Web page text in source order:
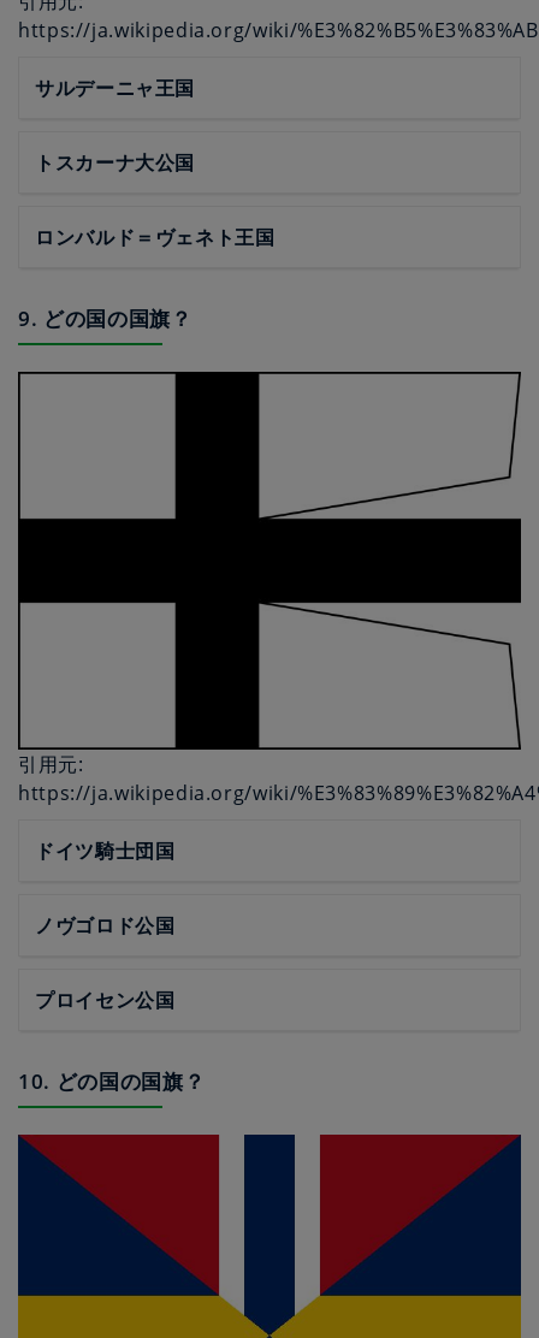
https://ja.wikipedia.org/wiki/
サルデーニャ王国
トスカーナ大公国
ロンバルド＝ヴェネト王国
9. どの国の国旗？
引用元:
https://ja.wikipedia.org/wiki/
ドイツ騎士団国
ノヴゴロド公国
プロイセン公国
10. どの国の国旗？